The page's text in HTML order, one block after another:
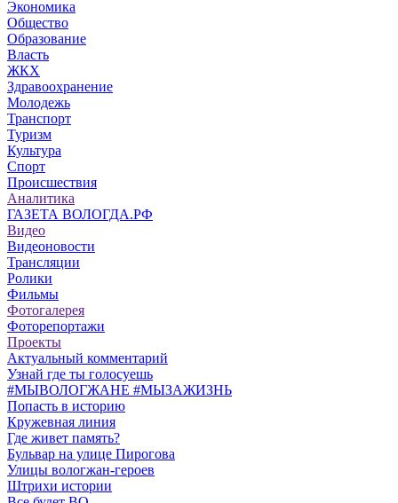
Экономика
Общество
Образование
Власть
ЖКХ
Здравоохранение
Молодежь
Транспорт
Туризм
Культура
Спорт
Происшествия
Аналитика
ГАЗЕТА ВОЛОГДА.РФ
Видео
Видеоновости
Трансляции
Ролики
Фильмы
Фотогалерея
Фоторепортажи
Проекты
Актуальный комментарий
Узнай где ты голосуешь
#МЫВОЛОГЖАНЕ #МЫЗАЖИЗНЬ
Попасть в историю
Кружевная линия
Где живет память?
Бульвар на улице Пирогова
Улицы вологжан-героев
Штрихи истории